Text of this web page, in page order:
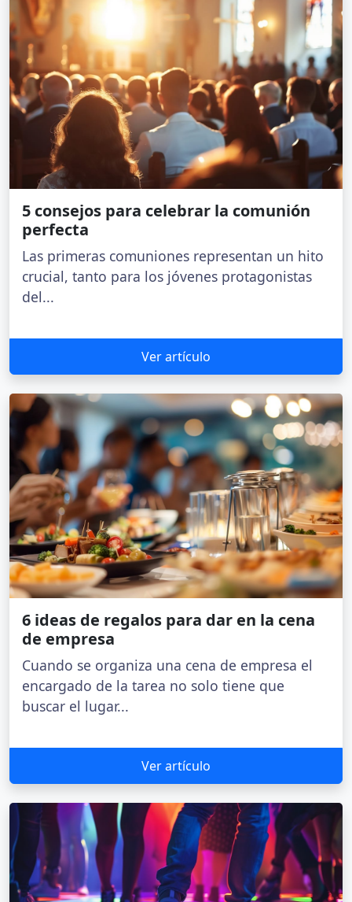
5 consejos para celebrar la comunión
perfecta
Las primeras comuniones representan un hito
crucial, tanto para los jóvenes protagonistas
del...
Ver artículo
6 ideas de regalos para dar en la cena
de empresa
Cuando se organiza una cena de empresa el
encargado de la tarea no solo tiene que
buscar el lugar...
Ver artículo